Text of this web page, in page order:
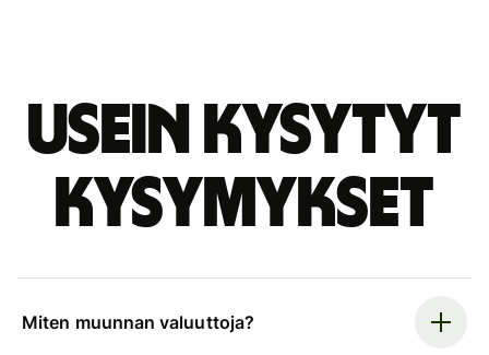
Usein kysytyt
kysymykset
Miten muunnan valuuttoja?